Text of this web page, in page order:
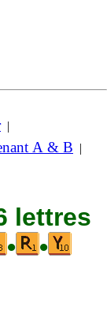
|
A & B |
lettres
• •